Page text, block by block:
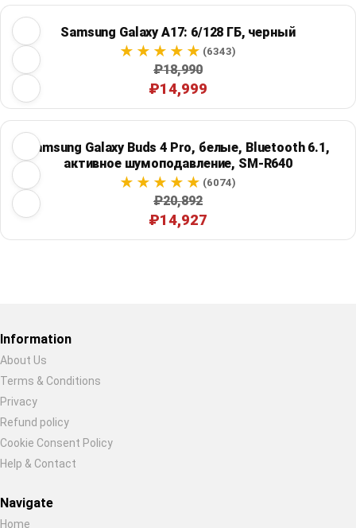
Samsung Galaxy A17: 6/128 ГБ, черный
(6343)
₽18,990
₽14,999
Samsung Galaxy Buds 4 Pro, белые, Bluetooth 6.1,
активное шумоподавление, SM-R640
(6074)
₽20,892
₽14,927
Information
About Us
Terms & Conditions
Privacy
Refund policy
Cookie Consent Policy
Help & Contact
Navigate
Home